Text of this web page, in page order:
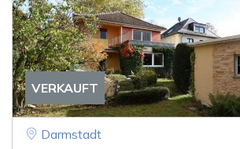
VERKAUFT
Darmstadt